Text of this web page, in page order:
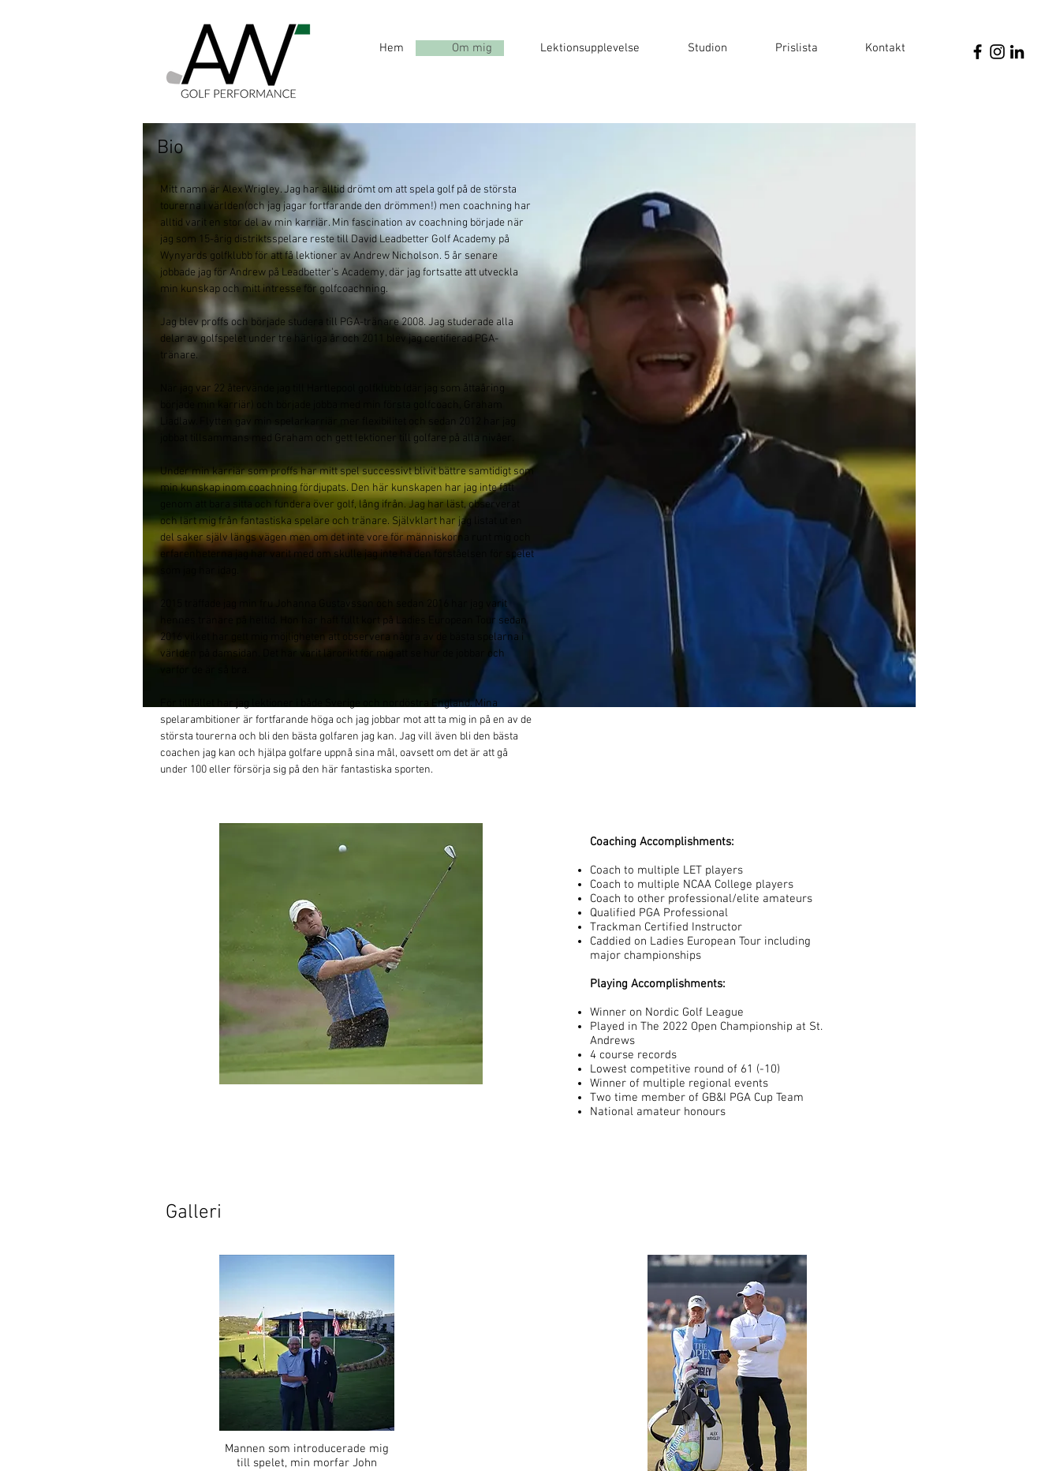
Hem Om mig Lektionsupplevelse Studion Prislista Kontakt
Mitt namn är Alex Wrigley. Jag har alltid drömt om att spela golf på de största
tourerna i världen(och jag jagar fortfarande den drömmen!) men coachning har
alltid varit en stor del av min karriär. Min fascination av coachning började när
jag som 15-årig distriktsspelare reste till David Leadbetter Golf Academy på
Wynyards golfklubb för att få lektioner av Andrew Nicholson. 5 år senare
jobbade jag för Andrew på Leadbetter's Academy, där jag fortsatte att utveckla
min kunskap och mitt intresse för golfcoachning.
Jag blev proffs och började studera till PGA-tränare 2008. Jag studerade alla
delar av golfspelet under tre härliga år och 2011 blev jag certifierad PGA-
tränare.
När jag var 22 återvände jag till Hartlepool golfklubb (där jag som åttaåring
började min karriär) och började jobba med min första golfcoach, Graham
Liadlaw. Flytten gav min spelarkarriär mer flexibilitet och sedan 2012 har jag
jobbat tillsammans med Graham och gett lektioner till golfare på alla nivåer.
Under min karriär som proffs har mitt spel successivt blivit bättre samtidigt som
min kunskap inom coachning fördjupats. Den här kunskapen har jag inte fått
genom att bara sitta och fundera över golf, lång ifrån. Jag har läst, observerat
och lärt mig från fantastiska spelare och tränare. Självklart har jag listat ut en
del saker själv längs vägen men om det inte vore för människorna runt mig och
erfarenheterna jag har varit med om skulle jag inte ha den förståelsen för spelet
2015 träffade jag min fru Johanna Gustavsson och sedan 2016 har jag varit
hennes tränare på heltid. Hon har haft fullt kort på Ladies European Tour sedan
2016 vilket har gett mig möjligheten att observera några av de bästa spelarna i
världen på damsidan. Det har varit lärorikt för mig att se hur de jobbar och
För tillfället har jag lektioner i både Sverige och nordöstra England. Mina
spelarambitioner är fortfarande höga och jag jobbar mot att ta mig in på en av de
största tourerna och bli den bästa golfaren jag kan. Jag vill även bli den bästa
coachen jag kan och hjälpa golfare uppnå sina mål, oavsett om det är att gå
under 100 eller försörja sig på den här fantastiska sporten.
Bio
Coaching Accomplishments:
Coach to multiple LET players
Coach to multiple NCAA College players
Coach to other professional/elite amateurs
Qualified PGA Professional
Trackman Certified Instructor
Caddied on Ladies European Tour including
major championships
Playing Accomplishments:
Winner on Nordic Golf League
Played in The 2022 Open Championship at St.
Andrews
4 course records
Lowest competitive round of 61 (-10)
Winner of multiple regional events
Two time member of GB&I PGA Cup Team
National amateur honours
Galleri
Mannen som introducerade mig
till spelet, min morfar John